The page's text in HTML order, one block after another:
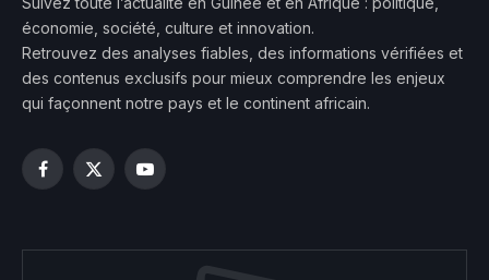
économie, société, culture et innovation.
Retrouvez des analyses fiables, des informations vérifiées et
des contenus exclusifs pour mieux comprendre les enjeux
qui façonnent notre pays et le continent africain.
Facebook
X
YouTube